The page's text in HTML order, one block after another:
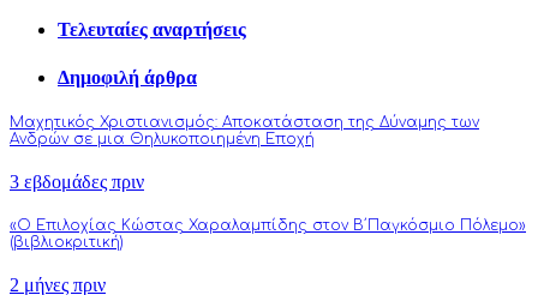
Τελευταίες αναρτήσεις
Δημοφιλή άρθρα
Μαχητικός Χριστιανισμός: Αποκατάσταση της Δύναμης των
Ανδρών σε μια Θηλυκοποιημένη Εποχή
3 εβδομάδες πριν
«Ο Επιλοχίας Κώστας Χαραλαμπίδης στον Β΄Παγκόσμιο Πόλεμο»
(βιβλιοκριτική)
2 μήνες πριν